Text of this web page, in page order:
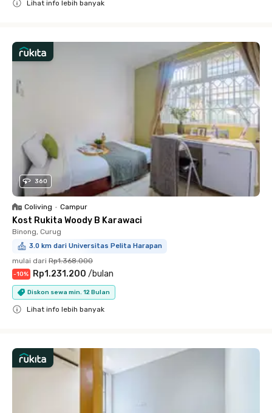
Lihat info lebih banyak
360
Coliving • Campur
Kost Rukita Woody B Karawaci
Binong, Curug
3.0 km dari Universitas Pelita Harapan
mulai dari Rp1.368.000
-10% Rp1.231.200 /bulan
Diskon sewa min. 12 Bulan
Lihat info lebih banyak